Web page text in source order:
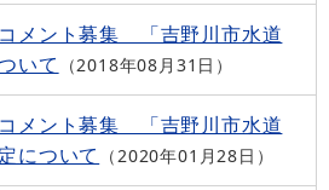
メント募集 「吉野川市水道
いて
2018年08月31日
メント募集 「吉野川市水道
について
2020年01月28日